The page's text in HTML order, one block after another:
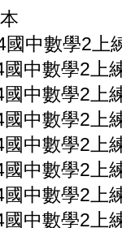
國中數學2上
國中數學2上
國中數學2上
國中數學2上
國中數學2上
國中數學2上
國中數學2上
國中數學2上